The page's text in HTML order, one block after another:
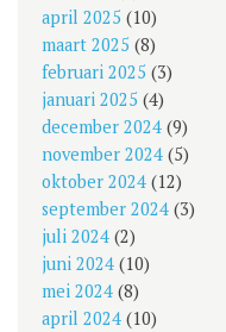
april 2025 (10)
maart 2025 (8)
februari 2025 (3)
januari 2025 (4)
december 2024 (9)
november 2024 (5)
oktober 2024 (12)
september 2024 (3)
juli 2024 (2)
juni 2024 (10)
mei 2024 (8)
april 2024 (10)